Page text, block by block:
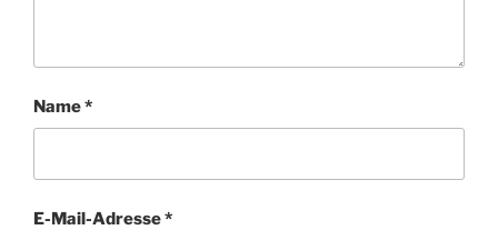
Name*
E-Mail-Adresse*